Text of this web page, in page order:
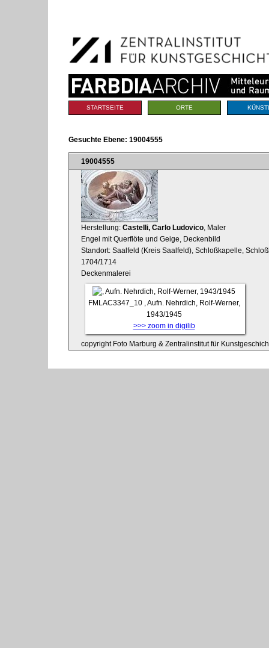
Navigation
Sektionen
STARTSEITE ORTE
Gesuchte Ebene: 19004555
19004555
Herstellung: Castelli, Carlo Ludovico , Maler
Engel mit Querflöte und Geige, Deckenbild
Standort: Saalfeld (Kreis Saalfeld), Schloßkapelle,
1704/1714
Deckenmalerei
FMLAC3347_10
, Aufn. Nehrdich, Rolf-Werner,
1943/1945
>>> zoom in digilib
copyright Foto Marburg & Zentralinstitut für